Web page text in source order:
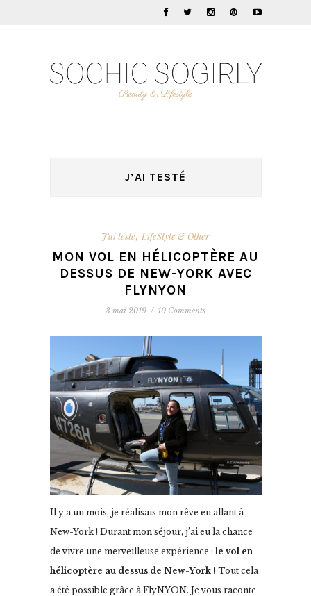
J’AI TESTÉ
J'ai testé, LifeStyle & Other
MON VOL EN HÉLICOPTÈRE AU
DESSUS DE NEW-YORK AVEC
FLYNYON
3 mai 2019 / 10 Comments
Il y a un mois, je réalisais mon rêve en allant à
New-York ! Durant mon séjour, j’ai eu la chance
de vivre une merveilleuse expérience : le vol en
hélicoptère au dessus de New-York ! Tout cela
a été possible grâce à FlyNYON. Je vous raconte